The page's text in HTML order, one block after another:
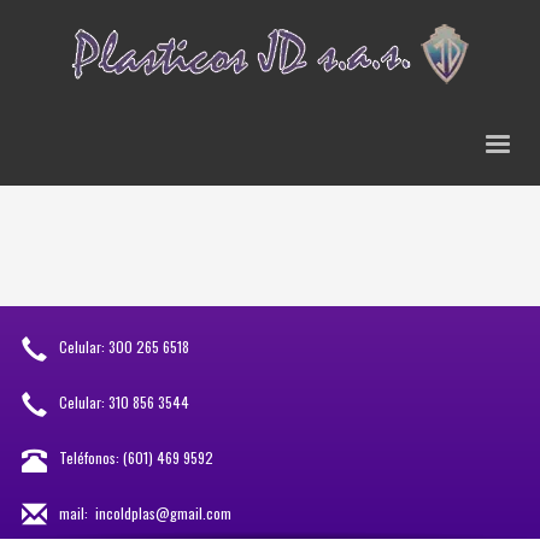
Celular: 300 265 6518
Celular: 310 856 3544
Teléfonos: (601) 469 9592
mail: incoldplas@gmail.com